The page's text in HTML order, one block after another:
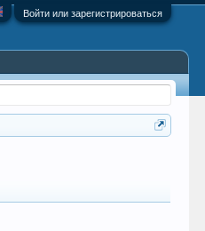
Войти или зарегистрироваться